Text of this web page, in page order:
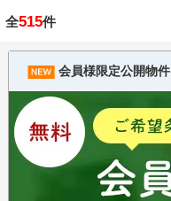
全515件
会員様限定公開物件